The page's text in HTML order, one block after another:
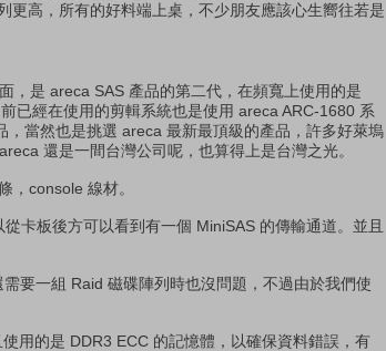
高，所有的好料端上桌，不少朋友應該心生嚮往若是
，是 areca SAS 產品的第二代，在頻寬上使用的是
已經在使用的剪輯系統也是使用 areca ARC-1680 系
當然也是挑選 areca 最新最頂級的產品，許多好萊塢
還是一間台灣公司呢，也算得上是台灣之光。
，console 線材。
卡板後方可以看到有一個 MiniSAS 的傳輸通道。並且
要一組 Raid 磁碟陣列時也沒問題，不過由於我們使
用的是 DDR3 ECC 的記憶體，以確保資料錯誤，有